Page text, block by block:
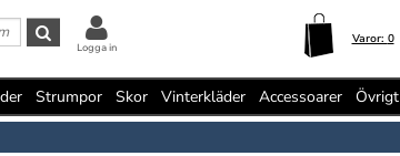
Varor: 0
Logga in
Strumpor Skor Vinterkläder Accessoarer Övrigt